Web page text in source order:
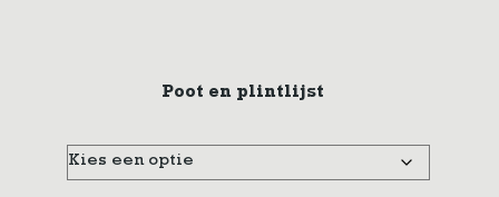
Poot en plintlijst